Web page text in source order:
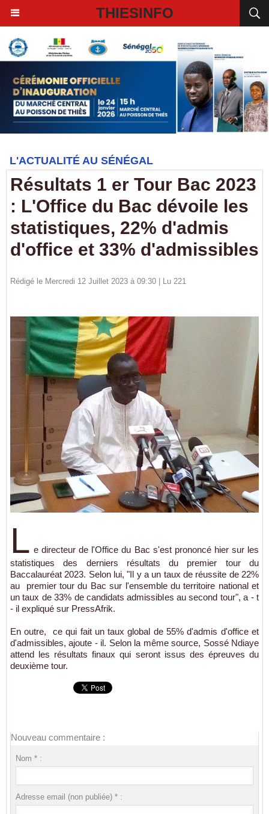
THIESINFO
L'ACTUALITÉ AU SÉNÉGAL
Résultats 1 er Tour Bac 2023
: L'Office du Bac dévoile les
statistiques, 22% d'admis
d'office et 33% d'admissibles
Rédigé le Mercredi 12 Juillet 2023 à 09:30 | Lu 221
L e directeur de l'Office du Bac s'est prononcé hier sur les
statistiques des derniers résultats du premier tour du
Baccalauréat 2023. Selon lui, "Il y a un taux de réussite de 22%
au premier tour du Bac sur l'ensemble du territoire national et
un taux de 33% de candidats admissibles au second tour", a - t
- il expliqué sur PressAfrik.
En outre, ce qui fait un taux global de 55% d'admis d'office et
d'admissibles, ajoute - il. Selon la même source, Sossé Ndiaye
attend les résultats finaux qui seront issus des épreuves du
deuxième tour.
Nouveau commentaire :
Nom * :
Adresse email (non publiée) * :